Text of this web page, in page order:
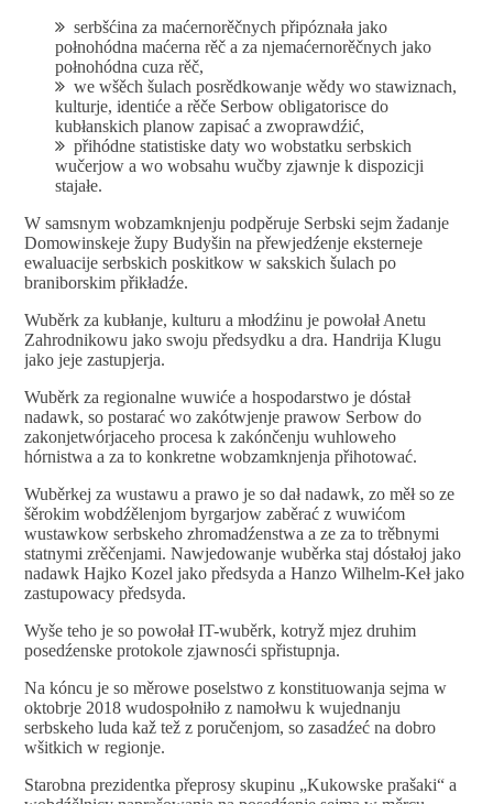
serbšćina za maćernorěčnych připóznała jako
połnohódna maćerna rěč a za njemaćernorěčnych jako
połnohódna cuza rěč,
we wšěch šulach posrědkowanje wědy wo stawiznach,
kulturje, identiće a rěče Serbow obligatorisce do
kubłanskich planow zapisać a zwoprawdźić,
přihódne statistiske daty wo wobstatku serbskich
wučerjow a wo wobsahu wučby zjawnje k dispozicji
stajałe.
W samsnym wobzamknjenju podpěruje Serbski sejm žadanje
Domowinskeje župy Budyšin na přewjedźenje eksterneje
ewaluacije serbskich poskitkow w sakskich šulach po
braniborskim přikładźe.
Wuběrk za kubłanje, kulturu a młodźinu je powołał Anetu
Zahrodnikowu jako swoju předsydku a dra. Handrija Klugu
jako jeje zastupjerja.
Wuběrk za regionalne wuwiće a hospodarstwo je dóstał
nadawk, so postarać wo zakótwjenje prawow Serbow do
zakonjetwórjaceho procesa k zakónčenju wuhloweho
hórnistwa a za to konkretne wobzamknjenja přihotować.
Wuběrkej za wustawu a prawo je so dał nadawk, zo měł so ze
šěrokim wobdźělenjom byrgarjow zaběrać z wuwićom
wustawkow serbskeho zhromadźenstwa a ze za to trěbnymi
statnymi zrěčenjami. Nawjedowanje wuběrka staj dóstałoj jako
nadawk Hajko Kozel jako předsyda a Hanzo Wilhelm-Keł jako
zastupowacy předsyda.
Wyše teho je so powołał IT-wuběrk, kotryž mjez druhim
posedźenske protokole zjawnosći spřistupnja.
Na kóncu je so měrowe poselstwo z konstituowanja sejma w
oktobrje 2018 wudospołniło z namołwu k wujednanju
serbskeho luda kaž tež z poručenjom, so zasadźeć na dobro
wšitkich w regionje.
Starobna prezidentka přeprosy skupinu „Kukowske prašaki“ a